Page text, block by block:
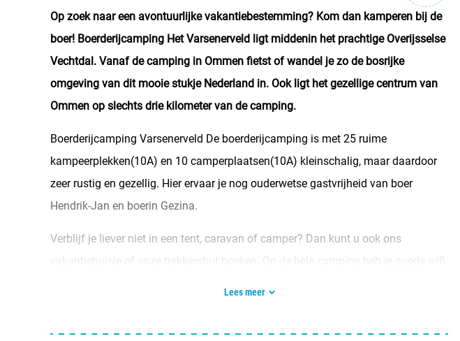
Op zoek naar een avontuurlijke vakantiebestemming? Kom dan kamperen bij de
boer! Boerderijcamping Het Varsenerveld ligt middenin het prachtige Overijsselse
Vechtdal. Vanaf de camping in Ommen fietst of wandel je zo de bosrijke
omgeving van dit mooie stukje Nederland in. Ook ligt het gezellige centrum van
Ommen op slechts drie kilometer van de camping.
Boerderijcamping Varsenerveld De boerderijcamping is met 25 ruime
kampeerplekken(10A) en 10 camperplaatsen(10A) kleinschalig, maar daardoor
zeer rustig en gezellig. Hier ervaar je nog ouderwetse gastvrijheid van boer
Hendrik-Jan en boerin Gezina.
Verblijf je liever niet in een tent, caravan of camper? Dan kunt u ook ons
vakantiehuisje of onze trekkershut boeken. Op de hele camping heb je goede wifi
Lees meer